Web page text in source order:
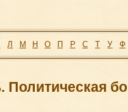
Л М Н О П Р С Т У Ф